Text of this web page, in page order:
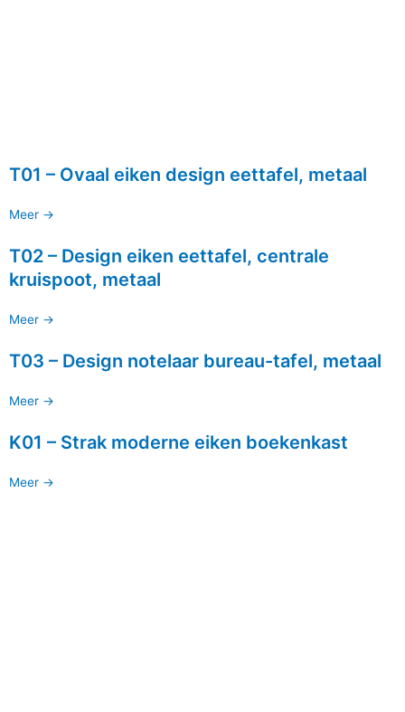
T01 – Ovaal eiken design eettafel, metaal
Meer ->
T02 – Design eiken eettafel, centrale
kruispoot, metaal
Meer ->
T03 – Design notelaar bureau-tafel, metaal
Meer ->
K01 – Strak moderne eiken boekenkast
Meer ->